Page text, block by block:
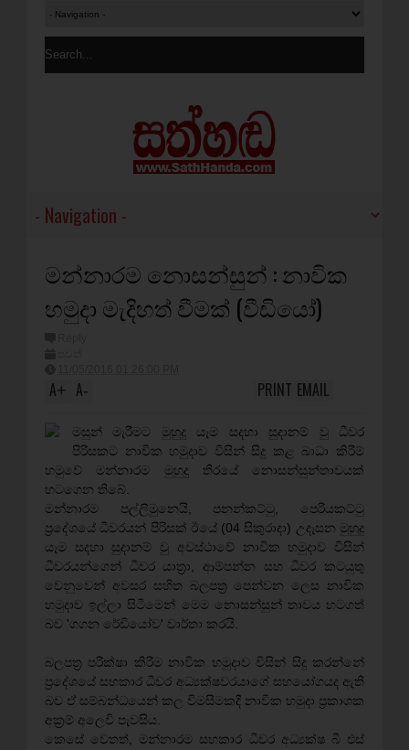
මන්නාරම නොසන්සුන් : නාවික
හමුදා මැදිහත් වීමක් (වීඩියෝ)
A+ A- EMAIL
PRINT
මසුන් මැරීමට මුහුදු යෑම සදහා සුදානම් වු ධීවර
පිරිසකට නාවික හමුදාව විසින් සිදු කළ බාධා කිරීම්
හමුවේ මන්නාරම මුහුදු තීරයේ නොසන්සුන්තාවයක්
හටගෙන තිබේ.
මන්නාරම පල්ලිමුනෙයි, පනන්කට්ටු, පෙරියකට්ටු
ප්‍රදේශයේ ධීවරයන් පිරිසක් ඊයේ (04 සිකුරාදා) උදෑසන මුහුදු
යෑම සදහා සුදානම් වු අවස්ථාවේ නාවික හමුදාව විසින්
ධීවරයන්ගෙන් ධීවර යාත්‍රා, ආම්පන්න සහ ධීවර කටයුතු
වෙනුවෙන් අවසර සහිත බලපත්‍ර පෙන්වන ලෙස නාවික
හමුදාව ඉල්ලා සිටීමෙන් මෙම නොසන්සුන් තාවය හටගත්
බව 'ගගන රේඩියෝව' වාර්තා කරයි.
බලපත්‍ර පරීක්ෂා කිරීම නාවික හමුදාව විසින් සිදු කරන්නේ
ප්‍රදේශයේ සහකාර ධීවර අධ්‍යක්ෂවරයාගේ සහයෝගයද ඇති
බව ඒ සම්බන්ධයෙන් කල විමසීමකදී නාවික හමුදා ප්‍රකාශක
අක්‍රම් අලෙවි පැවසිය.
කෙසේ වෙතත්, මන්නාරම සහකාර ධීවර අධ්‍යක්ෂ බී එස්